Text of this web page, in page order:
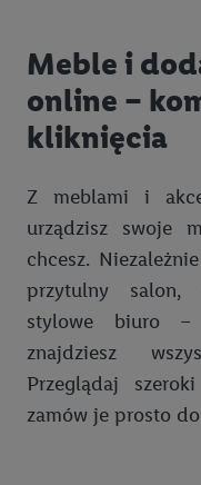
Meble i
online –
kliknięcia
Z meblami i
urządzisz swoje
chcesz.
przytulny salon,
stylowe biuro
znajdziesz
Przeglądaj
zamów je prosto